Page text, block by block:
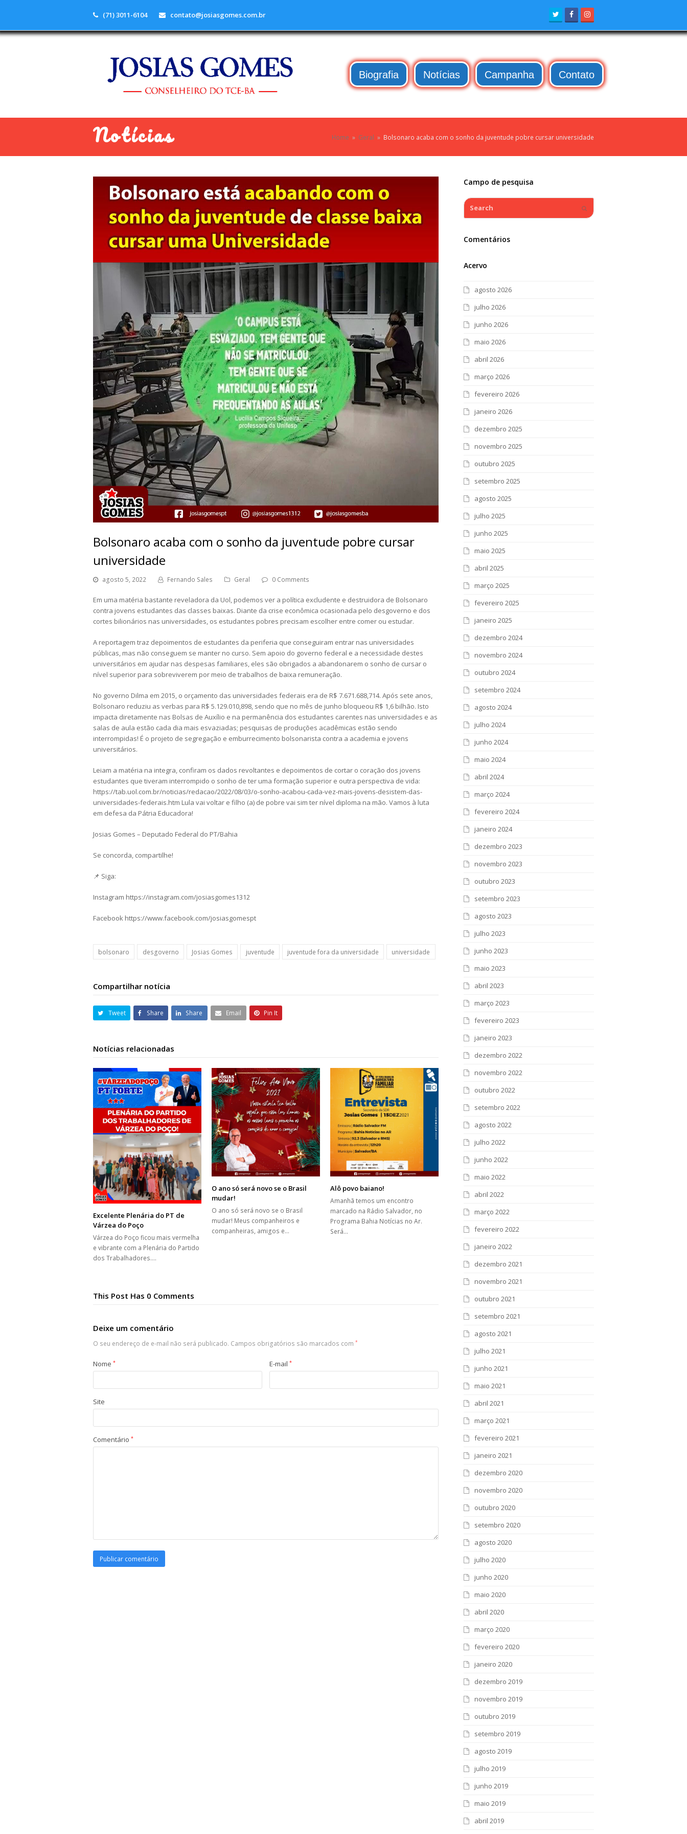
(71) 3011-6104 contato@josiasgomes.com.br TwitterFacebook
Biografia Notícias Campanha Contato
Notícias Home » Geral » Bolsonaro acaba com o sonho da juventude pobre cursar universidade
Bolsonaro acaba com o sonho da juventude pobre cursar
universidade
agosto 5, 2022 Fernando Sales Geral 0 Comments
Em uma matéria bastante reveladora da Uol, podemos ver a política excludente e destruidora de Bolsonaro
contra jovens estudantes das classes baixas. Diante da crise econômica ocasionada pelo desgoverno e dos
cortes bilionários nas universidades, os estudantes pobres precisam escolher entre comer ou estudar.
A reportagem traz depoimentos de estudantes da periferia que conseguiram entrar nas universidades
públicas, mas não conseguem se manter no curso. Sem apoio do governo federal e a necessidade destes
universitários em ajudar nas despesas familiares, eles são obrigados a abandonarem o sonho de cursar o
nível superior para sobreviverem por meio de trabalhos de baixa remuneração.
No governo Dilma em 2015, o orçamento das universidades federais era de R$ 7.671.688,714. Após sete anos,
Bolsonaro reduziu as verbas para R$ 5.129.010,898, sendo que no mês de junho bloqueou R$ 1,6 bilhão. Isto
impacta diretamente nas Bolsas de Auxílio e na permanência dos estudantes carentes nas universidades e as
salas de aula estão cada dia mais esvaziadas; pesquisas de produções acadêmicas estão sendo
interrompidas! É o projeto de segregação e emburrecimento bolsonarista contra a academia e jovens
universitários.
Leiam a matéria na integra, confiram os dados revoltantes e depoimentos de cortar o coração dos jovens
estudantes que tiveram interrompido o sonho de ter uma formação superior e outra perspectiva de vida:
https://tab.uol.com.br/noticias/redacao/2022/08/03/o-sonho-acabou-cada-vez-mais-jovens-desistem-das-
universidades-federais.htm Lula vai voltar e filho (a) de pobre vai sim ter nível diploma na mão. Vamos à luta
em defesa da Pátria Educadora!
Josias Gomes – Deputado Federal do PT/Bahia
Se concorda, compartilhe!
📌 Siga:
Instagram https://instagram.com/josiasgomes1312
Facebook https://www.facebook.com/josiasgomespt
bolsonaro desgoverno Josias Gomes juventude juventude fora da universidade universidade
Compartilhar notícia
Tweet Share Share Email Pin It
Notícias relacionadas
Excelente Plenária do PT de
Várzea do Poço
Várzea do Poço ficou mais vermelha
e vibrante com a Plenária do Partido
dos Trabalhadores.…
O ano só será novo se o Brasil
mudar!
O ano só será novo se o Brasil
mudar! Meus companheiros e
companheiras, amigos e…
Alô povo baiano!
Amanhã temos um encontro
marcado na Rádio Salvador, no
Programa Bahia Notícias no Ar.
Será…
This Post Has 0 Comments
Deixe um comentário
O seu endereço de e-mail não será publicado. Campos obrigatórios são marcados com *
Nome * E-mail *
Site
Comentário *
Campo de pesquisa
Search
Comentários
Acervo
agosto 2026
julho 2026
junho 2026
maio 2026
abril 2026
março 2026
fevereiro 2026
janeiro 2026
dezembro 2025
novembro 2025
outubro 2025
setembro 2025
agosto 2025
julho 2025
junho 2025
maio 2025
abril 2025
março 2025
fevereiro 2025
janeiro 2025
dezembro 2024
novembro 2024
outubro 2024
setembro 2024
agosto 2024
julho 2024
junho 2024
maio 2024
abril 2024
março 2024
fevereiro 2024
janeiro 2024
dezembro 2023
novembro 2023
outubro 2023
setembro 2023
agosto 2023
julho 2023
junho 2023
maio 2023
abril 2023
março 2023
fevereiro 2023
janeiro 2023
dezembro 2022
novembro 2022
outubro 2022
setembro 2022
agosto 2022
julho 2022
junho 2022
maio 2022
abril 2022
março 2022
fevereiro 2022
janeiro 2022
dezembro 2021
novembro 2021
outubro 2021
setembro 2021
agosto 2021
julho 2021
junho 2021
maio 2021
abril 2021
março 2021
fevereiro 2021
janeiro 2021
dezembro 2020
novembro 2020
outubro 2020
setembro 2020
agosto 2020
julho 2020
junho 2020
maio 2020
abril 2020
março 2020
fevereiro 2020
janeiro 2020
dezembro 2019
novembro 2019
outubro 2019
setembro 2019
agosto 2019
julho 2019
junho 2019
maio 2019
abril 2019